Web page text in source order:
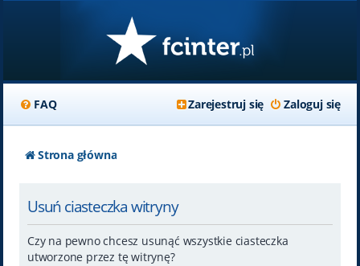
FAQ Zaloguj się
Zarejestruj się
Strona główna
Usuń ciasteczka witryny
Czy na pewno chcesz usunąć wszystkie ciasteczka
utworzone przez tę witrynę?